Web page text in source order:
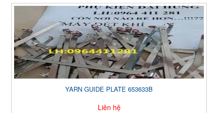
YARN GUIDE PLATE 653633B
Liên hệ